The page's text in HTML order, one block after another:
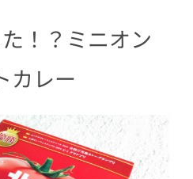
！？ミニオン
カレー